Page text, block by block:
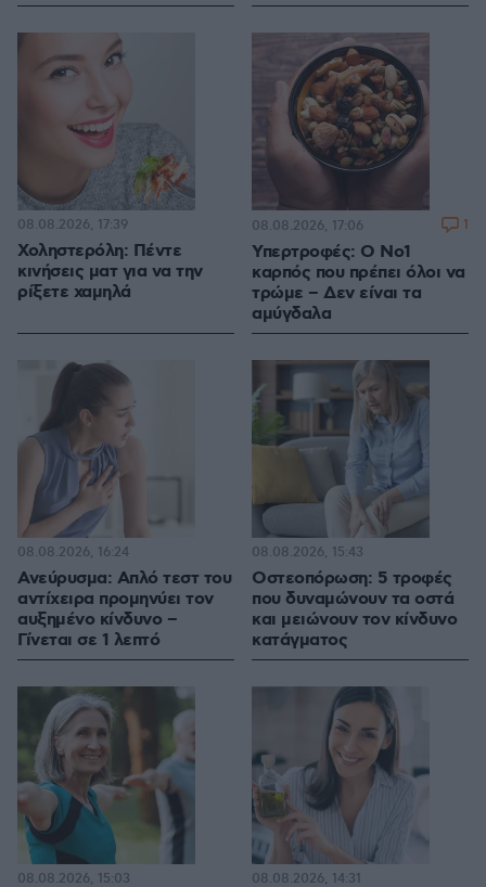
Χοληστερόλη: Πέντε
κινήσεις ματ για να την
ρίξετε χαμηλά
08.08.2026, 17:39
Υπερτροφές: Ο Νο1
καρπός που πρέπει όλοι να
τρώμε – Δεν είναι τα
αμύγδαλα
08.08.2026, 17:06 1
Ανεύρυσμα: Απλό τεστ του
αντίχειρα προμηνύει τον
αυξημένο κίνδυνο –
Γίνεται σε 1 λεπτό
08.08.2026, 16:24
Οστεοπόρωση: 5 τροφές
που δυναμώνουν τα οστά
και μειώνουν τον κίνδυνο
κατάγματος
08.08.2026, 15:43
08.08.2026, 15:03 08.08.2026, 14:31